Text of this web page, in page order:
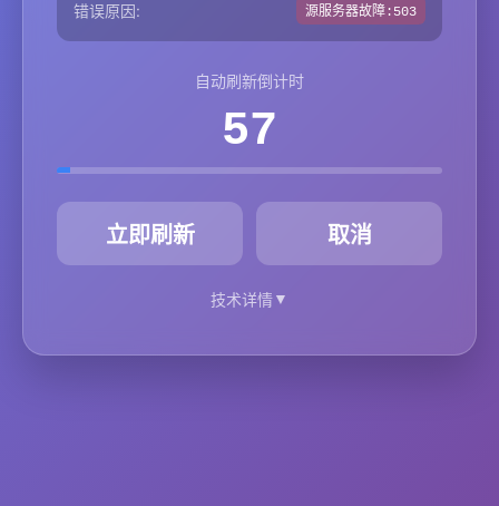
错误原因: 源服务器故障:503
自动刷新倒计时
57
立即刷新 取消
技术详情▼